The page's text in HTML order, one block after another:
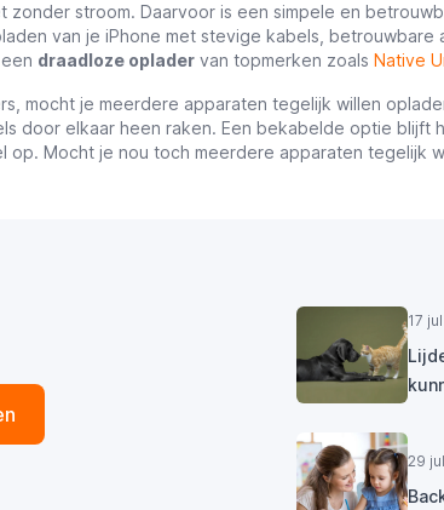
zonder stroom. Daarvoor is een simpele en
van je iPhone met stevige kabels, betrouwbare
draadloze opladervan topmerken zoals Native
mocht je meerdere apparaten tegelijk willen
door elkaar heen raken. Een bekabelde optie blijft
op. Mocht je nou toch meerdere apparaten tegelijk
17
29